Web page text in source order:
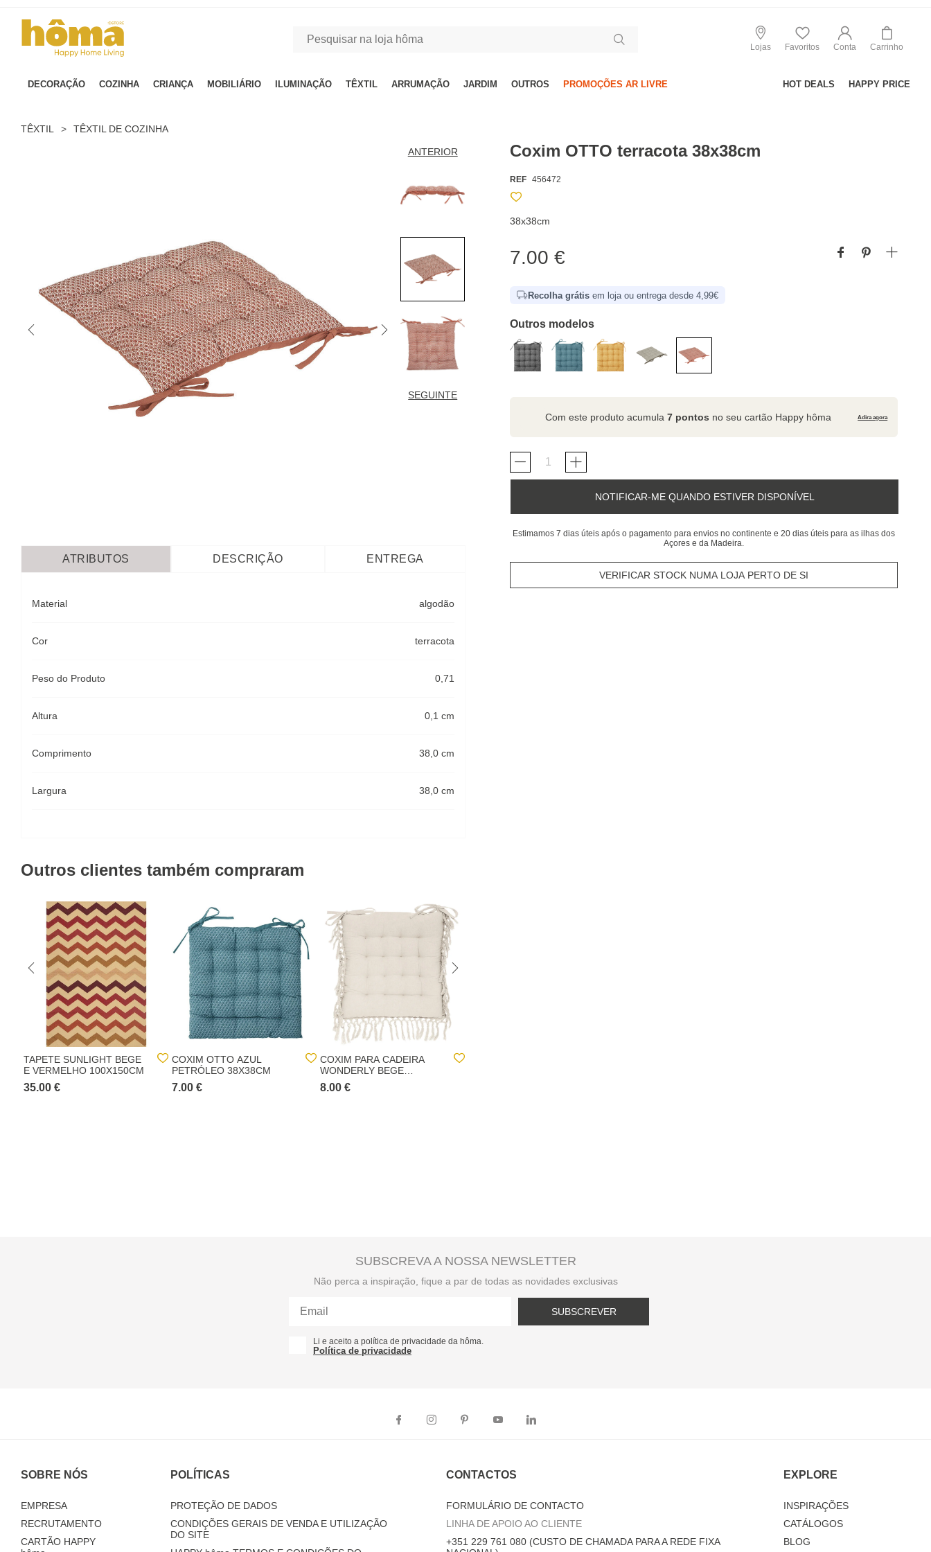
Lojas Favoritos Conta Carrinho
DECORAÇÃO COZINHA CRIANÇA MOBILIÁRIO ILUMINAÇÃO TÊXTIL ARRUMAÇÃO JARDIM OUTROS PROMOÇÕES AR LIVRE HOT DEALS HAPPY PRICE
TÊXTIL > TÊXTIL DE COZINHA
ANTERIOR
SEGUINTE
Coxim OTTO terracota 38x38cm
REF 456472
38x38cm
7.00 €
Recolha grátis em loja ou entrega desde 4,99€
Outros modelos
Com este produto acumula7 pontos no seu cartão Happy hôma Adira agora
NOTIFICAR-ME QUANDO ESTIVER DISPONÍVEL
Estimamos 7 dias úteis após o pagamento para envios no continente e 20 dias úteis para as ilhas dos
Açores e da Madeira.
VERIFICAR STOCK NUMA LOJA PERTO DE SI
ATRIBUTOS DESCRIÇÃO ENTREGA
Material algodão
Cor terracota
Peso do Produto 0,71
Altura 0,1 cm
Comprimento 38,0 cm
Largura 38,0 cm
Outros clientes também compraram
TAPETE SUNLIGHT BEGE
E VERMELHO 100X150CM
35.00 €
COXIM OTTO AZUL
PETRÓLEO 38X38CM
7.00 €
COXIM PARA CADEIRA
WONDERLY BEGE
40X40CM
8.00 €
SUBSCREVA A NOSSA NEWSLETTER
Não perca a inspiração, fique a par de todas as novidades exclusivas
SUBSCREVER
Li e aceito a política de privacidade da hôma.
Política de privacidade
SOBRE NÓS
EMPRESA
RECRUTAMENTO
CARTÃO HAPPY
POLÍTICAS
PROTEÇÃO DE DADOS
CONDIÇÕES GERAIS DE VENDA E UTILIZAÇÃO
DO SITE
CONTACTOS
FORMULÁRIO DE CONTACTO
LINHA DE APOIO AO CLIENTE
+351 229 761 080 (CUSTO DE CHAMADA PARA A REDE FIXA
EXPLORE
INSPIRAÇÕES
CATÁLOGOS
BLOG